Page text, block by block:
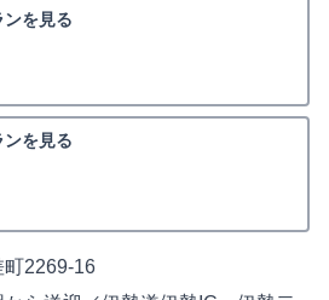
を見る
を見る
町2269-16